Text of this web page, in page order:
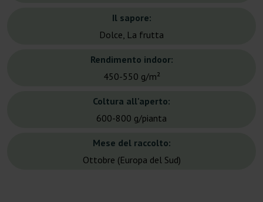
Il sapore:
Dolce, La frutta
Rendimento indoor:
450-550 g/m²
Coltura all'aperto:
600-800 g/pianta
Mese del raccolto:
Ottobre (Europa del Sud)